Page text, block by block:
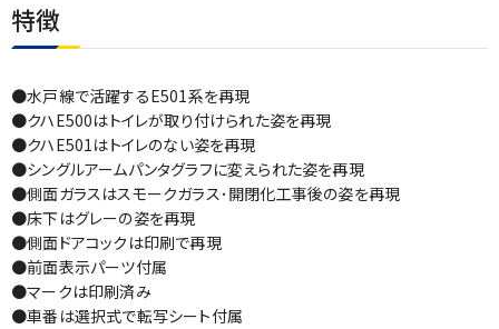
特徴
●水戸線で活躍するE501系を再現
●クハE500はトイレが取り付けられた姿を再現
●クハE501はトイレのない姿を再現
●シングルアームパンタグラフに変えられた姿を再現
●側面ガラスはスモークガラス･開閉化工事後の姿を再現
●床下はグレーの姿を再現
●側面ドアコックは印刷で再現
●前面表示パーツ付属
●マークは印刷済み
●車番は選択式で転写シート付属